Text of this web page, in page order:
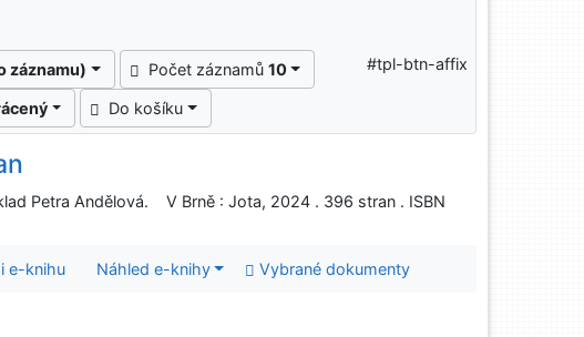
záznamu) Počet záznamů 10
Do košíku
#tpl-btn-affix
Petra Andělová. V Brně : Jota, 2024 . 396 stran . ISBN
e-knihu Náhled e-knihy Vybrané dokumenty